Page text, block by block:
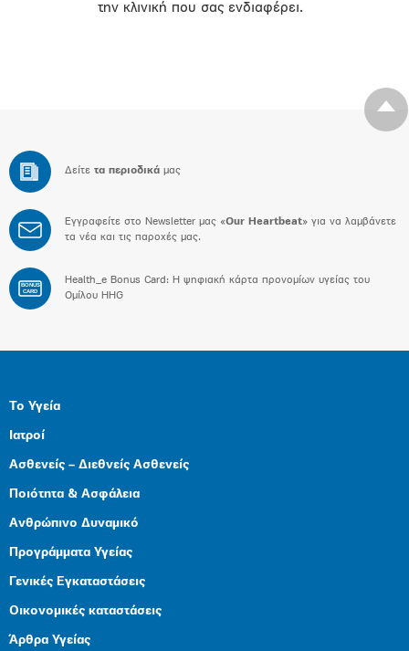
την κλινική που σας ενδιαφέρει.
Δείτε τα περιοδικά μας
Εγγραφείτε στο Newsletter μας «Our Heartbeat» για να λαμβάνετε
τα νέα και τις παροχές μας.
BONUS
CARD
Health_e Bonus Card: H ψηφιακή κάρτα προνομίων υγείας του
Ομίλου HHG
Το Υγεία
Ιατροί
Ασθενείς – Διεθνείς Ασθενείς
Ποιότητα & Ασφάλεια
Ανθρώπινο Δυναμικό
Προγράμματα Υγείας
Γενικές Εγκαταστάσεις
Οικονομικές καταστάσεις
Άρθρα Υγείας